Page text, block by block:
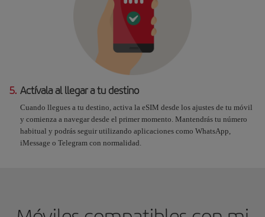
5. Actívala al llegar a tu destino
Cuando llegues a tu destino, activa la eSIM desde los ajustes de tu móvil
y comienza a navegar desde el primer momento. Mantendrás tu número
habitual y podrás seguir utilizando aplicaciones como WhatsApp,
iMessage o Telegram con normalidad.